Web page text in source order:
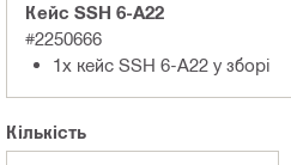
Кейс SSH 6-A22
#2250666
1x кейс SSH 6-A22 у зборі
Кількість